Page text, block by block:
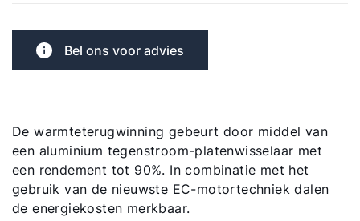
Bel ons voor advies
De warmteterugwinning gebeurt door middel van
een aluminium tegenstroom-platenwisselaar met
een rendement tot 90%. In combinatie met het
gebruik van de nieuwste EC-motortechniek dalen
de energiekosten merkbaar.
Ook interessant?
Downloads